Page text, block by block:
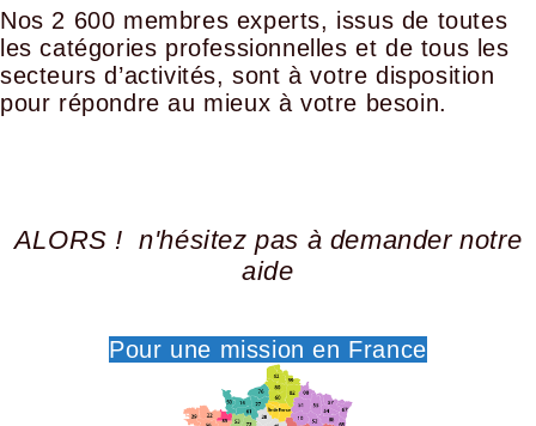
Nos 2 600 membres experts, issus de toutes
les catégories professionnelles et de tous les
secteurs d’activités, sont à votre disposition
pour répondre au mieux à votre besoin.
ALORS ! n'hésitez pas à demander notre
aide
Pour une mission en France